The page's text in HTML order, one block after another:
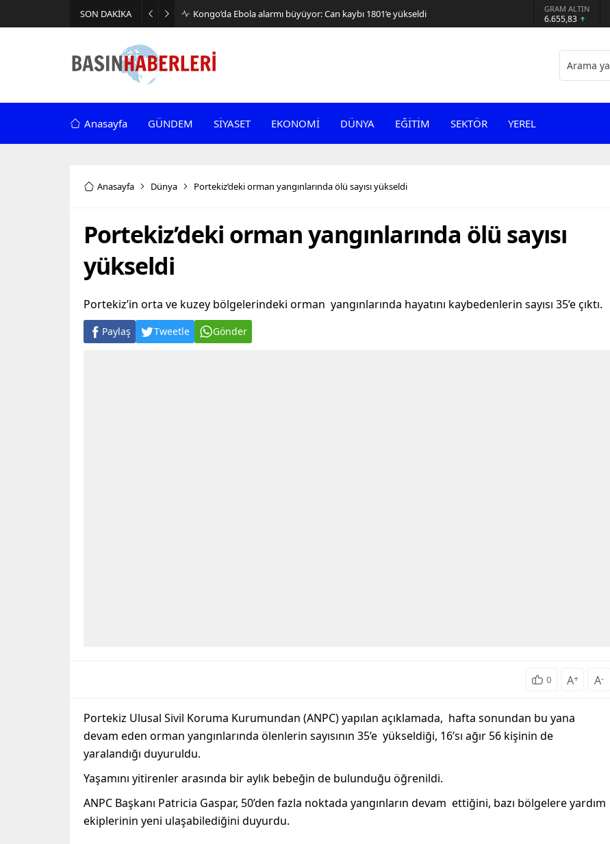
SON DAKİKA Kongo’da Ebola alarmı büyüyor: Can kaybı 1801’e yükseldi GRAM ALTIN
6.655,83
Anasayfa GÜNDEM SİYASET EKONOMİ DÜNYA EĞİTİM SEKTÖR YEREL
Anasayfa Dünya Portekiz’deki orman yangınlarında ölü sayısı yükseldi
Portekiz’deki orman yangınlarında ölü sayısı
yükseldi
Portekiz’in orta ve kuzey bölgelerindeki orman yangınlarında hayatını kaybedenlerin sayısı 35’e çıktı.
Paylaş Tweetle Gönder
0 A+ A-
Portekiz Ulusal Sivil Koruma Kurumundan (ANPC) yapılan açıklamada, hafta sonundan bu yana
devam eden orman yangınlarında ölenlerin sayısının 35’e yükseldiği, 16’sı ağır 56 kişinin de
yaralandığı duyuruldu.
Yaşamını yitirenler arasında bir aylık bebeğin de bulunduğu öğrenildi.
ANPC Başkanı Patricia Gaspar, 50’den fazla noktada yangınların devam ettiğini, bazı bölgelere yardım
ekiplerinin yeni ulaşabilediğini duyurdu.